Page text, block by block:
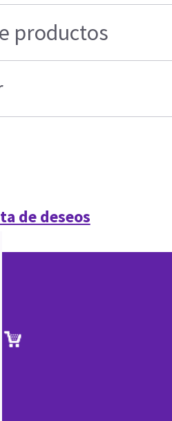
productos
de deseos